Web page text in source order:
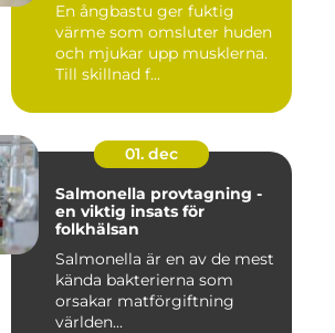
En ångbastu ger fuktig
värme som omsluter huden
och mjukar upp musklerna.
Till skillnad f...
01. dec
Salmonella provtagning -
en viktig insats för
folkhälsan
Salmonella är en av de mest
kända bakterierna som
orsakar matförgiftning
världen...